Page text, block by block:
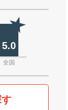
5.0
全国